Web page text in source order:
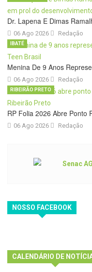
Dr. Lapena E Dimas
06 Ago 2026 Redação
Menina De 9 Anos
06 Ago 2026
IBATÉ
Redação
RP Folia 2026 Abre Ponto
06 Ago 2026
RIBEIRÃO PRETO
Redação
NOSSO FACEBOOK
CALENDÁRIO DE